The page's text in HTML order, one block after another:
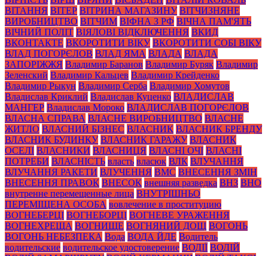
ВІТАННЯ ВІТЕР ВІТРИНА МАГАЗИНУ ВІТЧИЗНЯНЕ
ВИРОБНИЦТВО ВІТЧИМ ВІФНА З РФ ВІЧНА ПАМ'ЯТЬ
ВІЧНИЙ ПОЛІТ ВІЯЛОВІ ВІДКЛЮЧЕННЯ ВКИД
ВКОНТАКТЕ ВКОРОТИТИ ВІКУ ВКОРОТИТИ СОБІ ВІКУ
ВЛАД ПОГОРЄЛОВ ВЛАД ЯМА ВЛАДА ВЛАДА
ЗАПОРІЖЖЯ Владимир Баранов Владимир Буряк Владимир
Зеленский Владимир Кальцев Владимир Крейденко
Владимир Рыкун Владимир Серба Владимир Хомутов
Владислав Криклий Владислав Куценко ВЛАДИСЛАВ
МАНГЕР Владислав Мороко ВЛАДИСЛАВ ПОГОРЄЛОВ
ВЛАСНА СПРАВА ВЛАСНЕ ВИРОБНИЦТВО ВЛАСНЕ
ЖИТЛО ВЛАСНИЙ БІЗНЕС ВЛАСНИК ВЛАСНИК БРЕНДУ
ВЛАСНИК БУДИНКУ ВЛАСНИК ГАРАЖУ ВЛАСНИК
ОСЕЛІ ВЛАСНИКИ ВЛАСНИЦЯ ВЛАСНІ ОЧІ ВЛАСНІ
ПОТРЕБИ ВЛАСНІСТЬ власть власюк ВЛК ВЛУЧАННЯ
ВЛУЧАННЯ РАКЕТИ ВЛУЧЕННЯ ВМС ВНЕСЕННЯ ЗМІН
ВНЕСЕННЯ ПРАВОК ВНЕСОК внешняя разведка ВНЗ ВНО
внутренне перемещенные лица ВНУТРІШНЬО
ПЕРЕМІЩЕНА ОСОБА вовлечение в проституцию
ВОГНЕБЕРЦІ ВОГНЕБОРЦІ ВОГНЕВЕ УРАЖЕННЯ
ВОГНЕХРЕЩА ВОГНИЩЕ ВОГНЯНИЙ ДОЩ ВОГОНЬ
ВОГОНЬ НЕБЕЗПЕКА Вода ВОДА ЙДЕ Водитель
водительские водительское удостоверение ВОДІЇ ВОДІЙ